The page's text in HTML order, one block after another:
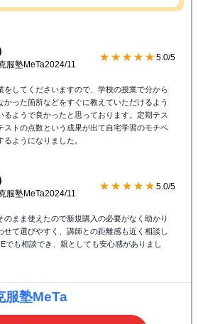
服塾MeTa2024/11
★★★★★ 5.0/5
をしてくださいますので、学校の授業で分から
った箇所などをすぐに教えていただけるよう
るようで良かったと思っております。定期テス
ストの点数という成果が出て自宅学習のモチベ
ようになりました。
服塾MeTa2024/11
★★★★★ 5.0/5
のまま使えたので新規購入の必要がなく助かり
せて選びやすく、講師との距離感も近く相談し
でも相談でき、親としても安心感がありまし
服塾MeTa